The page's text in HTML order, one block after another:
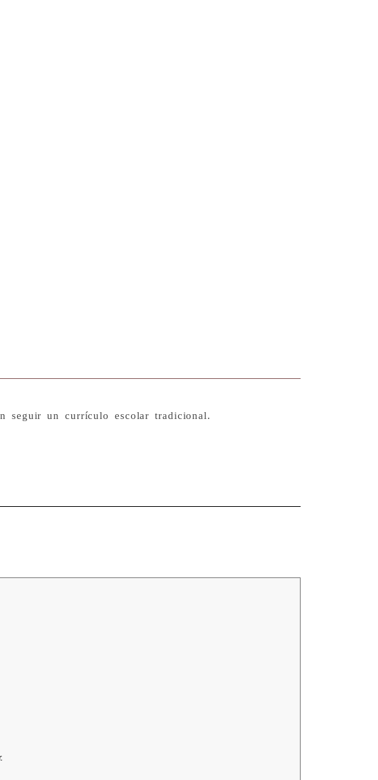
seguir un currículo escolar tradicional.
sobre lienzo.125 x 95 cm / 2024
x 73 cm / 2024
sobre papel hahnemühle. 49 x 39 cm / 2018